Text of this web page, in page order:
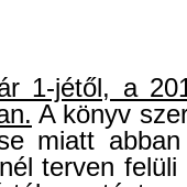
1-jétől, a
A könyv
miatt
terven